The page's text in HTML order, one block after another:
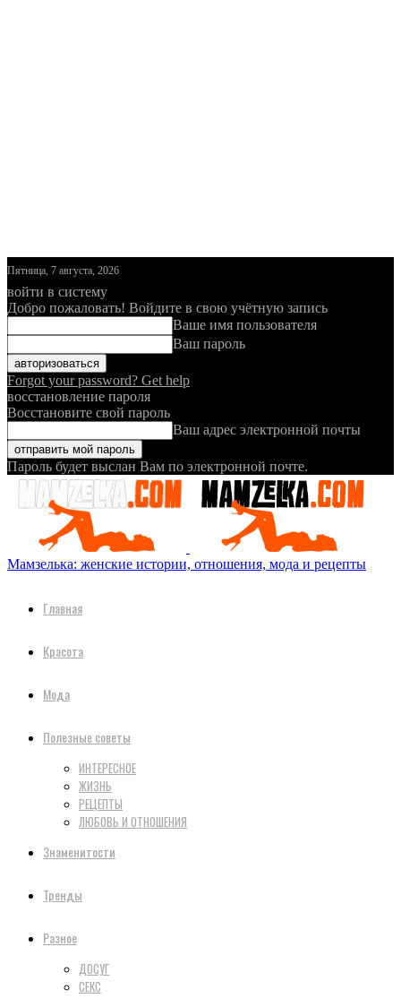
Пятница, 7 августа, 2026
войти в систему
Добро пожаловать! Войдите в свою учётную запись
Ваше имя пользователя
Ваш пароль
Forgot your password? Get help
восстановление пароля
Восстановите свой пароль
Ваш адрес электронной почты
Пароль будет выслан Вам по электронной почте.
Мамзелька: женские истории, отношения, мода и рецепты
Главная
Красота
Мода
Полезные советы
ИНТЕРЕСНОЕ
ЖИЗНЬ
РЕЦЕПТЫ
ЛЮБОВЬ И ОТНОШЕНИЯ
Знаменитости
Тренды
Разное
ДОСУГ
СЕКС